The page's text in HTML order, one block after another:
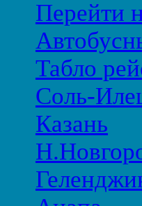
Перейти
Табло
Соль-
Казань